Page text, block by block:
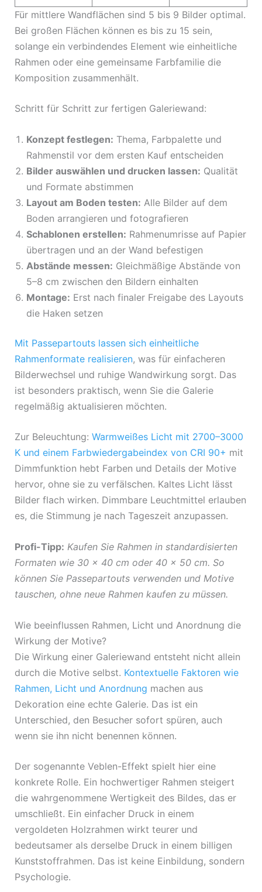
Für mittlere Wandflächen sind 5 bis 9 Bilder optimal.
Bei großen Flächen können es bis zu 15 sein,
solange ein verbindendes Element wie einheitliche
Rahmen oder eine gemeinsame Farbfamilie die
Komposition zusammenhält.
Schritt für Schritt zur fertigen Galeriewand:
Konzept festlegen: Thema, Farbpalette und
Rahmenstil vor dem ersten Kauf entscheiden
Bilder auswählen und drucken lassen: Qualität
und Formate abstimmen
Layout am Boden testen: Alle Bilder auf dem
Boden arrangieren und fotografieren
Schablonen erstellen: Rahmenumrisse auf Papier
übertragen und an der Wand befestigen
Abstände messen: Gleichmäßige Abstände von
5–8 cm zwischen den Bildern einhalten
Montage: Erst nach finaler Freigabe des Layouts
die Haken setzen
Mit Passepartouts lassen sich einheitliche
Rahmenformate realisieren, was für einfacheren
Bilderwechsel und ruhige Wandwirkung sorgt. Das
ist besonders praktisch, wenn Sie die Galerie
regelmäßig aktualisieren möchten.
Zur Beleuchtung: Warmweißes Licht mit 2700–3000
K und einem Farbwiedergabeindex von CRI 90+ mit
Dimmfunktion hebt Farben und Details der Motive
hervor, ohne sie zu verfälschen. Kaltes Licht lässt
Bilder flach wirken. Dimmbare Leuchtmittel erlauben
es, die Stimmung je nach Tageszeit anzupassen.
Profi-Tipp: Kaufen Sie Rahmen in standardisierten
Formaten wie 30 x 40 cm oder 40 x 50 cm. So
können Sie Passepartouts verwenden und Motive
tauschen, ohne neue Rahmen kaufen zu müssen.
Wie beeinflussen Rahmen, Licht und Anordnung die
Wirkung der Motive?
Die Wirkung einer Galeriewand entsteht nicht allein
durch die Motive selbst. Kontextuelle Faktoren wie
Rahmen, Licht und Anordnung machen aus
Dekoration eine echte Galerie. Das ist ein
Unterschied, den Besucher sofort spüren, auch
wenn sie ihn nicht benennen können.
Der sogenannte Veblen-Effekt spielt hier eine
konkrete Rolle. Ein hochwertiger Rahmen steigert
die wahrgenommene Wertigkeit des Bildes, das er
umschließt. Ein einfacher Druck in einem
vergoldeten Holzrahmen wirkt teurer und
bedeutsamer als derselbe Druck in einem billigen
Kunststoffrahmen. Das ist keine Einbildung, sondern
Psychologie.